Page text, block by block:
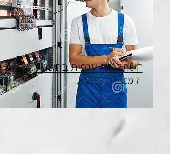
השתלמות ענפית בחשמל
7 מפגשים, 56 ש"א.